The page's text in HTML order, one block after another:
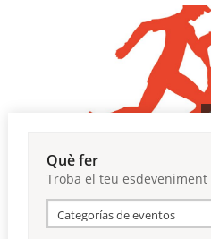
Reserves
Què fer
Troba el teu esdeveniment